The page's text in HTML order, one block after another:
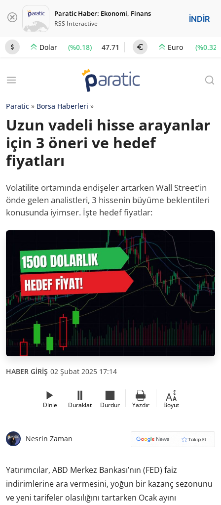
Paratic Haber: Ekonomi, Finans
RSS Interactive İNDİR
Dolar (%0.18) 47.71 Euro (%0.32)
Paratic » Borsa Haberleri »
Uzun vadeli hisse arayanlar
için 3 öneri ve hedef
fiyatları
Volatilite ortamında endişeler artarken Wall Street'in
önde gelen analistleri, 3 hissenin büyüme beklentileri
konusunda iyimser. İşte hedef fiyatlar:
HABER GİRİŞ 02 Şubat 2025 17:14
Dinle Duraklat Durdur Yazdır Boyut
Nesrin Zaman
Yatırımcılar, ABD Merkez Bankası’nın (FED) faiz
indirimlerine ara vermesini, yoğun bir kazanç sezonunu
ve yeni tarifeler olasılığını tartarken Ocak ayını